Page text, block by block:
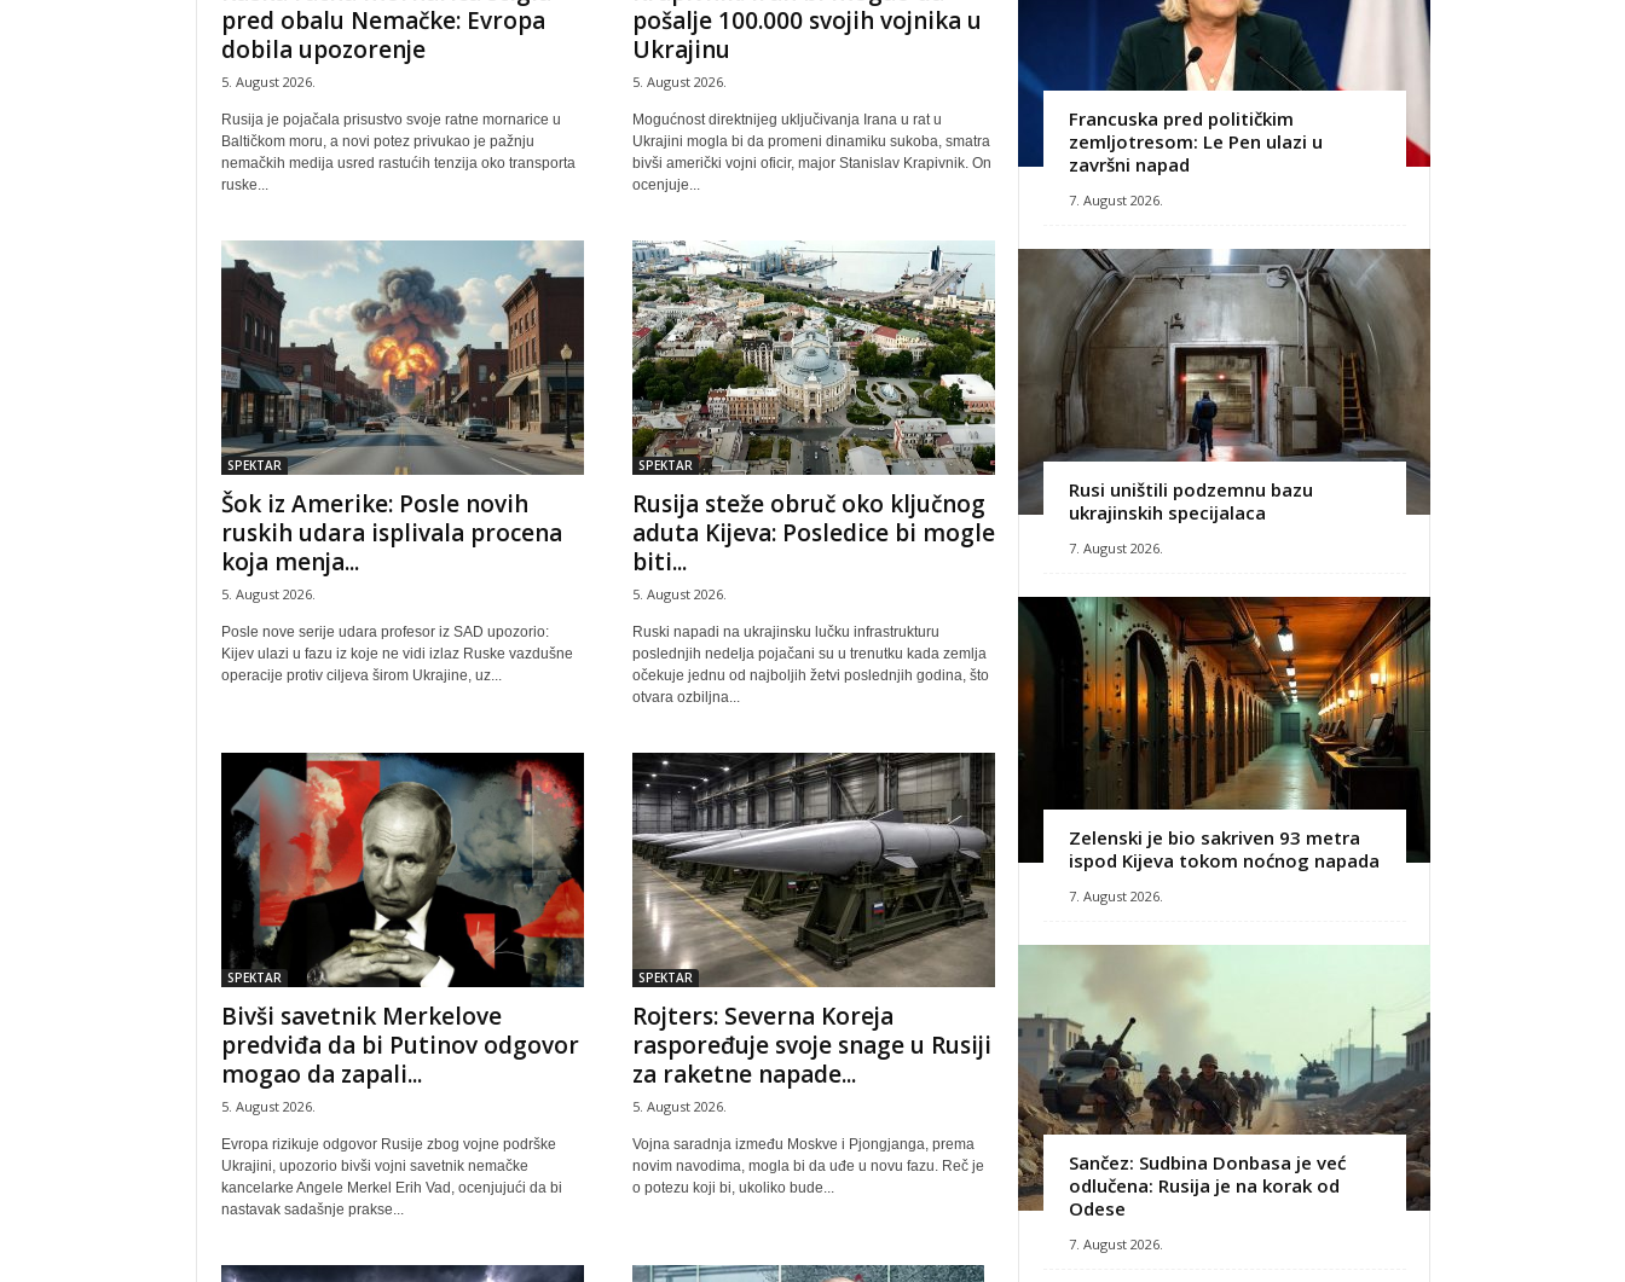
pred obalu Nemačke: Evropa
dobila upozorenje
5. August 2026.
Rusija je pojačala prisustvo svoje ratne mornarice u
Baltičkom moru, a novi potez privukao je pažnju
nemačkih medija usred rastućih tenzija oko transporta
ruske...
pošalje 100.000 svojih vojnika u
Ukrajinu
5. August 2026.
Mogućnost direktnijeg uključivanja Irana u rat u
Ukrajini mogla bi da promeni dinamiku sukoba, smatra
bivši američki vojni oficir, major Stanislav Krapivnik. On
ocenjuje...
SPEKTAR
Šok iz Amerike: Posle novih
ruskih udara isplivala procena
koja menja...
5. August 2026.
Posle nove serije udara profesor iz SAD upozorio:
Kijev ulazi u fazu iz koje ne vidi izlaz Ruske vazdušne
operacije protiv ciljeva širom Ukrajine, uz...
SPEKTAR
Rusija steže obruč oko ključnog
aduta Kijeva: Posledice bi mogle
biti...
5. August 2026.
Ruski napadi na ukrajinsku lučku infrastrukturu
poslednjih nedelja pojačani su u trenutku kada zemlja
očekuje jednu od najboljih žetvi poslednjih godina, što
otvara ozbiljna...
SPEKTAR
Bivši savetnik Merkelove
predviđa da bi Putinov odgovor
mogao da zapali...
5. August 2026.
Evropa rizikuje odgovor Rusije zbog vojne podrške
Ukrajini, upozorio bivši vojni savetnik nemačke
kancelarke Angele Merkel Erih Vad, ocenjujući da bi
nastavak sadašnje prakse...
SPEKTAR
Rojters: Severna Koreja
raspoređuje svoje snage u Rusiji
za raketne napade...
5. August 2026.
Vojna saradnja između Moskve i Pjongjanga, prema
novim navodima, mogla bi da uđe u novu fazu. Reč je
o potezu koji bi, ukoliko bude...
Francuska pred političkim
zemljotresom: Le Pen ulazi u
završni napad
7. August 2026.
Rusi uništili podzemnu bazu
ukrajinskih specijalaca
7. August 2026.
Zelenski je bio sakriven 93 metra
ispod Kijeva tokom noćnog napada
7. August 2026.
Sančez: Sudbina Donbasa je već
odlučena: Rusija je na korak od
Odese
7. August 2026.